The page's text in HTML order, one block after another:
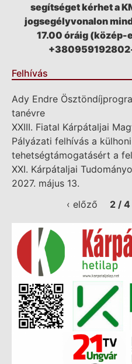
segítséget kérhet a
jogsegélyvonalon
17.00 óráig (közép-
Felhívás
Ady Endre
tanévre
XXIII. Fiatal Kárpátaljai
Pályázati felhívás a
tehetségtámogatásért a
XXI. Kárpátaljai
2027. május 13.
‹ előző
2 / 4